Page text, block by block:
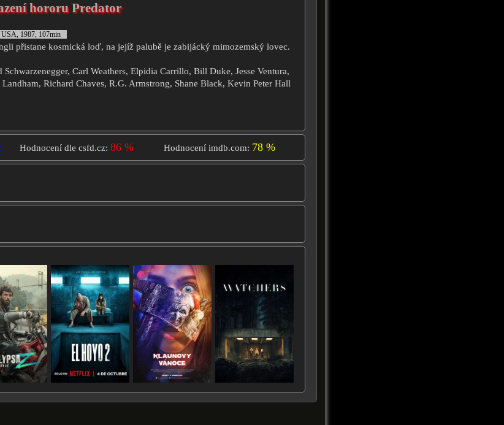
hororu Predator
1987, 107min
přistane kosmická loď, na jejíž palubě je zabijácký mimozemský lovec.
Schwarzenegger, Carl Weathers, Elpidia Carrillo, Bill Duke, Jesse Ventura,
Landham, Richard Chaves, R.G. Armstrong, Shane Black, Kevin Peter Hall
Hodnocení dle csfd.cz: 86 % Hodnocení imdb.com: 78 %